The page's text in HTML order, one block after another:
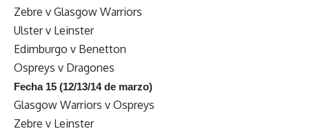
Zebre v Glasgow Warriors
Ulster v Leinster
Edimburgo v Benetton
Ospreys v Dragones
Fecha 15 (12/13/14 de marzo)
Glasgow Warriors v Ospreys
Zebre v Leinster